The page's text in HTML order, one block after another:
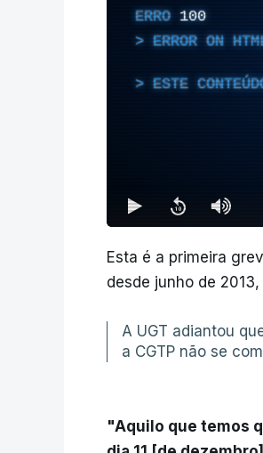
ERRO 100
ERROR ON
ESTE
Esta é a primeira
desde junho de
A UGT adiantou
a CGTP não se
"Aquilo que temos